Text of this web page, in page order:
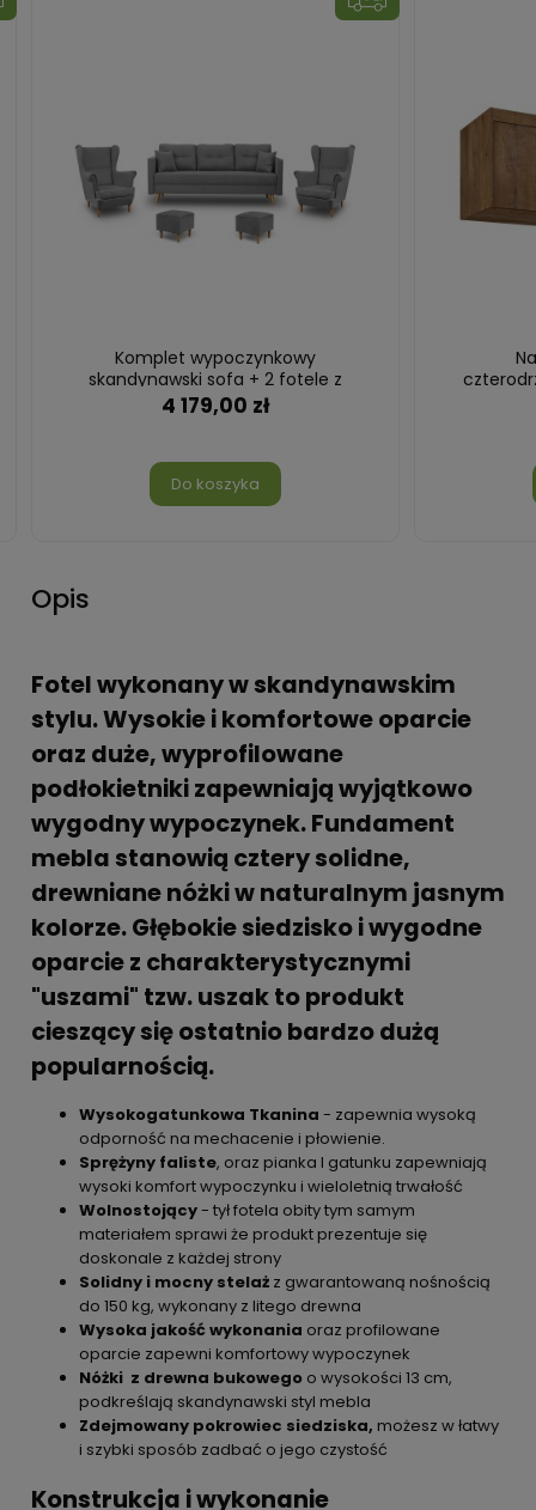
Komplet wypoczynkowy
skandynawski sofa + 2 fotele z
podnóżkami Szary
4 179,00 zł
Do koszyka
Opis
Fotel wykonany w skandynawskim
stylu. Wysokie i komfortowe oparcie
oraz duże, wyprofilowane
podłokietniki zapewniają wyjątkowo
wygodny wypoczynek. Fundament
mebla stanowią cztery solidne,
drewniane nóżki w naturalnym jasnym
kolorze. Głębokie siedzisko i wygodne
oparcie z charakterystycznymi
"uszami" tzw. uszak to produkt
cieszący się ostatnio bardzo dużą
popularnością.
Wysokogatunkowa Tkanina - zapewnia wysoką
odporność na mechacenie i płowienie.
Sprężyny faliste, oraz pianka I gatunku zapewniają
wysoki komfort wypoczynku i wieloletnią trwałość
Wolnostojący- tył fotela obity tym samym
materiałem sprawi że produkt prezentuje się
doskonale z każdej strony
Solidny i mocny stelaż z gwarantowaną nośnością
do 150 kg, wykonany z litego drewna
Wysoka jakość wykonania oraz profilowane
oparcie zapewni komfortowy wypoczynek
Nóżki z drewna bukowego o wysokości 13 cm,
podkreślają skandynawski styl mebla
Zdejmowany pokrowiec siedziska, możesz w łatwy
i szybki sposób zadbać o jego czystość
Konstrukcja i wykonanie